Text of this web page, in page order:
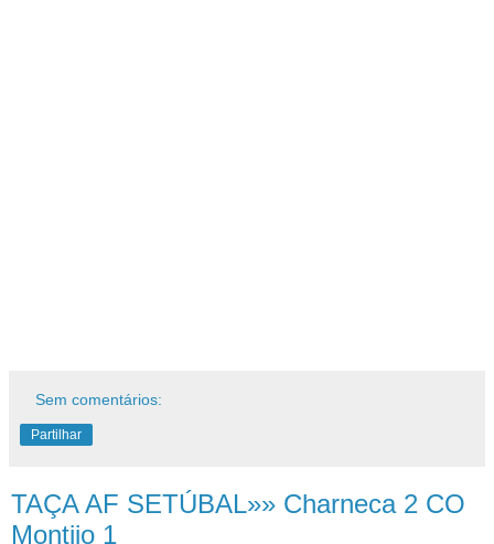
Sem comentários:
Partilhar
TAÇA AF SETÚBAL»» Charneca 2 CO
Montijo 1